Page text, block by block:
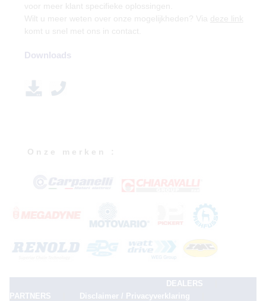
voor meer klant specifieke oplossingen.
Wilt u meer weten over onze mogelijkheden? Via
deze link
komt u snel met ons in contact.
Downloads
O n z e m e r k e n :
DEALERS
PARTNERS Disclaimer / Privacyverklaring